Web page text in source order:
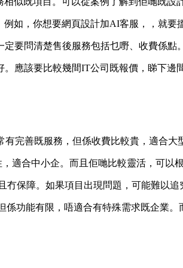
如，你想要網頁設計加AI客服，，就要
要問清楚售後服務包括乜嘢、收費係點
應該要比較幾間IT公司既報價，睇下邊
完善既服務，但係收費比較貴，適合大
適合中小企。而且佢哋比較靈活，可以
保障。如果項目出現問題，可能難以追
功能有限，唔適合有特殊需求既企業